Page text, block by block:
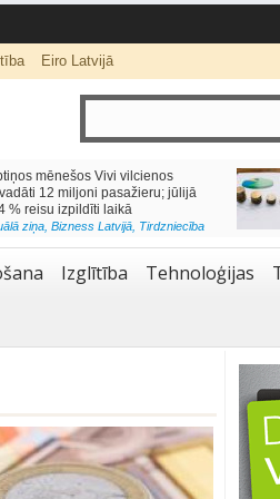
Eiro Latvijā
mēnešos Vivi vilcienos
12 miljoni pasažieru; jūlijā
% reisu izpildīti laikā
ziņa, Bizness Latvijā, Tirdzniecība
Izglītība Tehnoloģijas